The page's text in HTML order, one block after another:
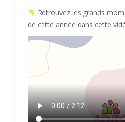
Retrouvez les grands
de cette année dans cette